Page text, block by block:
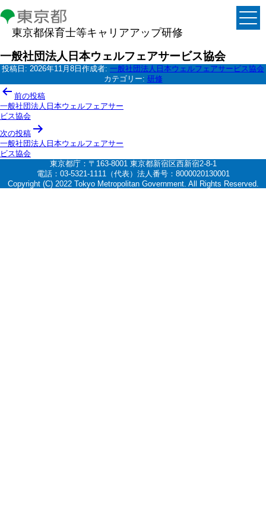
東京都保育士等キャリアアップ研修
一般社団法人日本ウェルフェアサービス協会
投稿日: 2026年11月8日 作成者: 一般社団法人日本ウェルフェアサービス協会
カテゴリー: 研修
投
稿
ナ
ビ
ゲ
シ
前の投稿
一般社団法人日本ウェルフェアサー
ビス協会
次の投稿
一般社団法人日本ウェルフェアサー
ビス協会
東京都庁：〒163-8001 東京都新宿区西新宿2-8-1
電話：03-5321-1111（代表）法人番号：8000020130001
Copyright (C) 2022 Tokyo Metropolitan Government. All Rights Reserved.